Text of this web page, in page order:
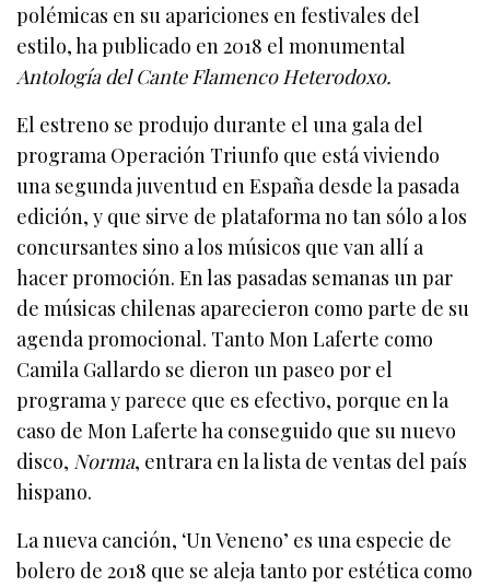
polémicas en su apariciones en festivales del
estilo, ha publicado en 2018 el monumental
Antología del Cante Flamenco Heterodoxo.
El estreno se produjo durante el una gala del
programa Operación Triunfo que está viviendo
una segunda juventud en España desde la pasada
edición, y que sirve de plataforma no tan sólo a los
concursantes sino a los músicos que van allí a
hacer promoción. En las pasadas semanas un par
de músicas chilenas aparecieron como parte de su
agenda promocional. Tanto Mon Laferte como
Camila Gallardo se dieron un paseo por el
programa y parece que es efectivo, porque en la
caso de Mon Laferte ha conseguido que su nuevo
disco, Norma, entrara en la lista de ventas del país
hispano.
La nueva canción, ‘Un Veneno’ es una especie de
bolero de 2018 que se aleja tanto por estética como